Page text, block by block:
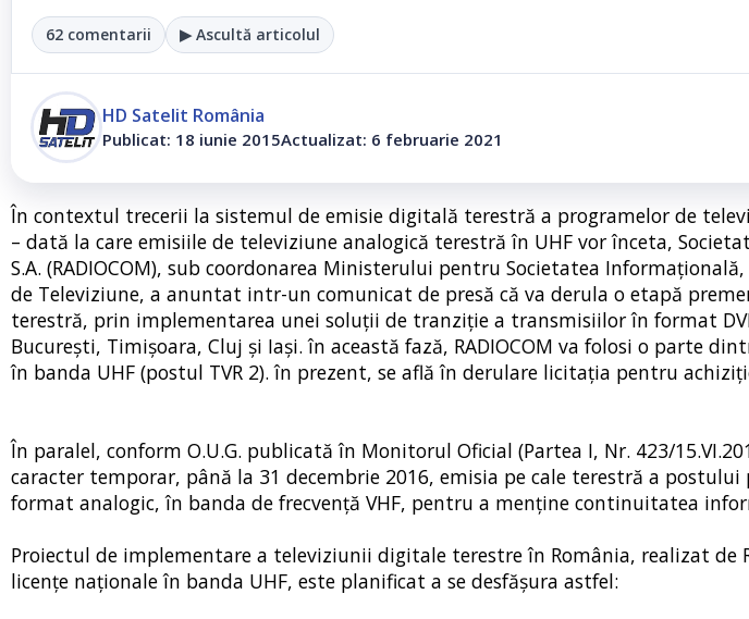
62 comentarii ▶ Ascultă articolul
HD Satelit România
Publicat: 18 iunie 2015Actualizat: 6 februarie 2021
În contextul trecerii la sistemul de emisie digitală terestră a programelor de
– dată la care emisiile de televiziune analogică terestră în UHF vor înceta,
S.A. (RADIOCOM), sub coordonarea Ministerului pentru Societatea
de Televiziune, a anuntat intr-un comunicat de presă că va derula o etapă
terestră, prin implementarea unei soluţii de tranziţie a transmisiilor în format
Bucureşti, Timişoara, Cluj şi Iaşi. în această fază, RADIOCOM va folosi o parte
în banda UHF (postul TVR 2). în prezent, se află în derulare licitaţia pentru
În paralel, conform O.U.G. publicată în Monitorul Oficial (Partea I, Nr. 423/
caracter temporar, până la 31 decembrie 2016, emisia pe cale terestră a postului
format analogic, în banda de frecvenţă VHF, pentru a menţine continuitatea
Proiectul de implementare a televiziunii digitale terestre în România, realizat de
licenţe naţionale în banda UHF, este planificat a se desfăşura astfel: